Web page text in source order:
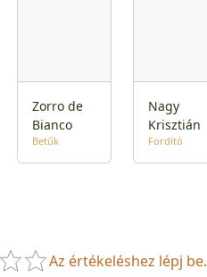
Zorro de
Bianco
Betűk
Nagy
Krisztián
Fordító
Az értékeléshez lépj be.